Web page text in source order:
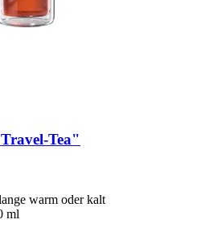
​Tea"
warm oder kalt
ml